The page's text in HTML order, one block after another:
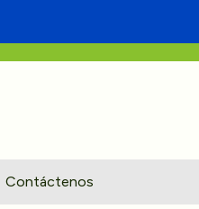
Contáctenos